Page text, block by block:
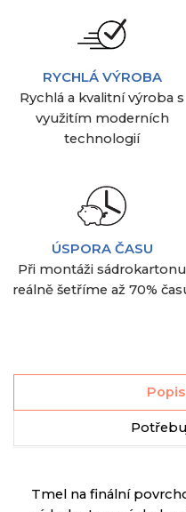
RYCHLÁ VÝROBA
Rychlá a kvalitní výroba s
využitím moderních
technologií
ÚSPORA ČASU
Při montáži sádrokartonu
reálně šetříme až 70%
Tmel na finální